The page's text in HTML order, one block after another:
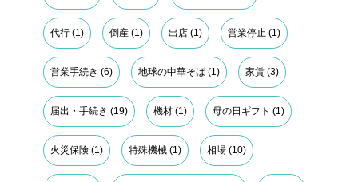
代行 (1) 倒産 (1) 出店 (1) 営業停止 (1)
営業手続き (6) 地球の中華そば (1) 家賃 (3)
届出・手続き (19) 機材 (1) 母の日ギフト (1)
火災保険 (1) 特殊機械 (1) 相場 (10)